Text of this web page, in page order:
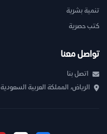
تنمية بشرية
كتب حصرية
تواصل معنا
اتصل بنا
الرياض، المملكة العربية السعودية